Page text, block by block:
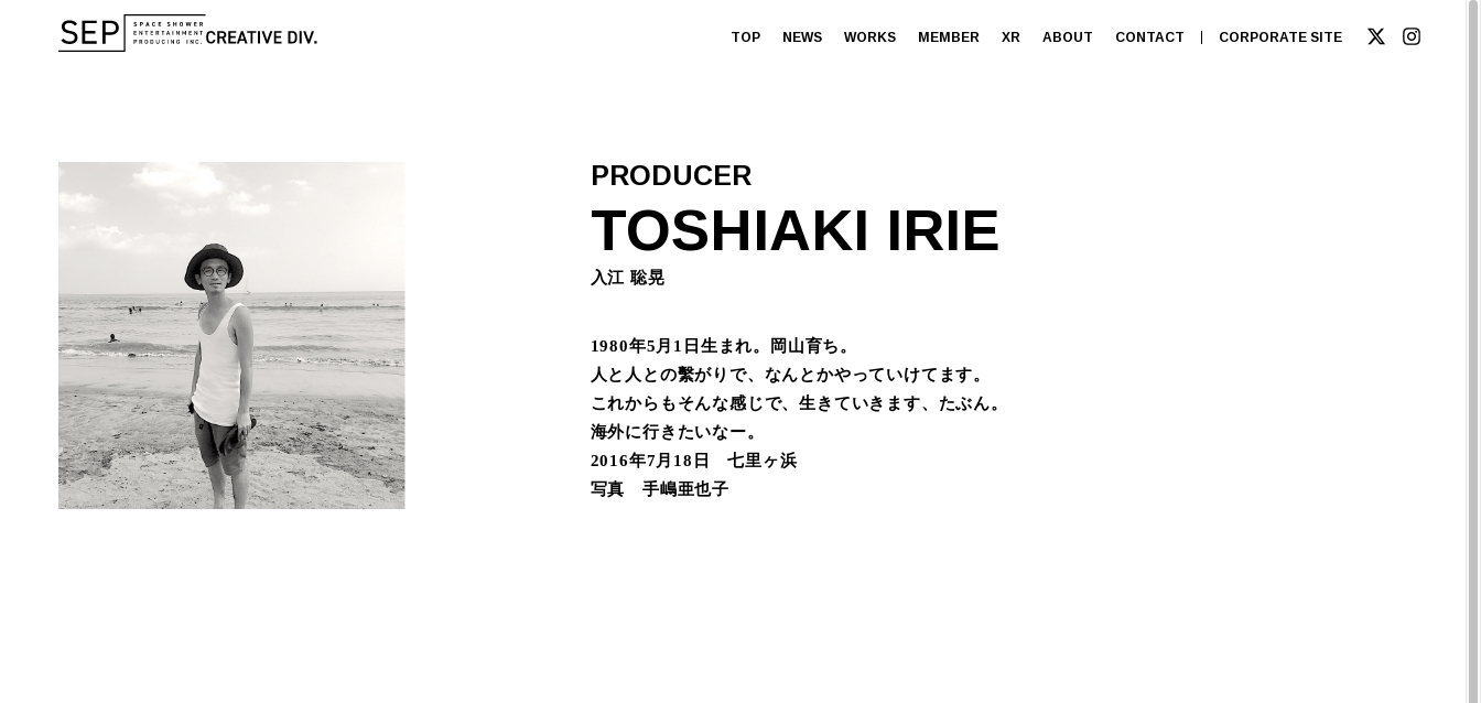
TOP NEWS WORKS MEMBER XR ABOUT CONTACT CORPORATE SITE
PRODUCER
TOSHIAKI IRIE
入江 聡晃
1980年5月1日生まれ。岡山育ち。
人と人との繫がりで、なんとかやっていけてます。
これからもそんな感じで、生きていきます、たぶん。
海外に行きたいなー。
2016年7月18日 七里ヶ浜
写真 手嶋亜也子